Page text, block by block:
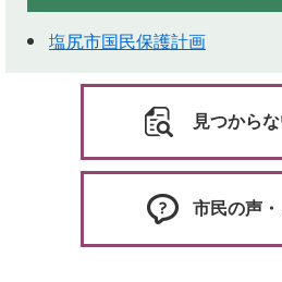
塩尻市国民保護計画
見つから
市民の声